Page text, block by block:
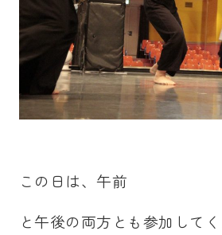
この日は、午前
と午後の両方とも参加して